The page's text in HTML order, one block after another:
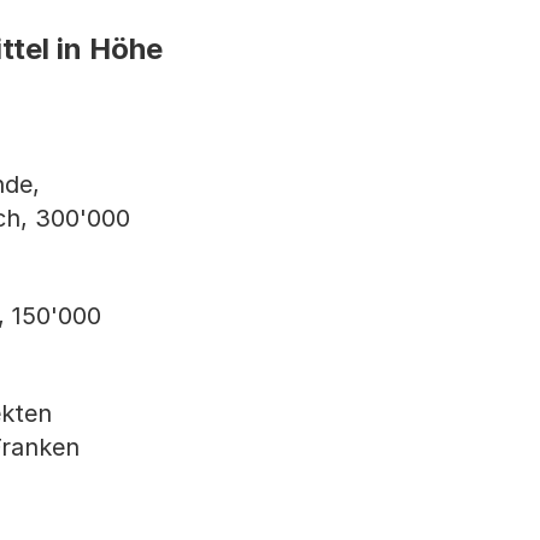
in Höhe
300'000
150'000